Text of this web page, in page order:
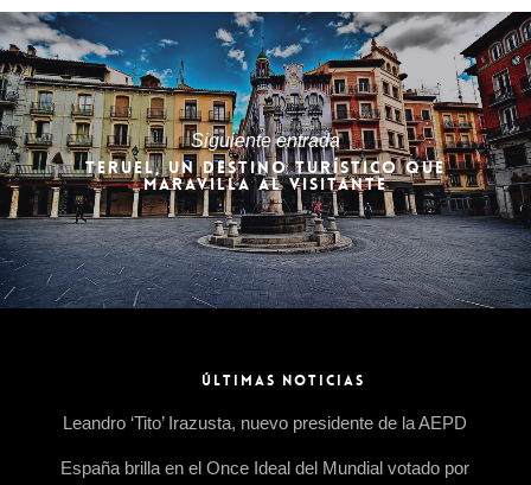
Siguiente entrada
TERUEL, UN DESTINO TURÍSTICO QUE
MARAVILLA AL VISITANTE
ÚLTIMAS NOTICIAS
Leandro ‘Tito’ Irazusta, nuevo presidente de la AEPD
España brilla en el Once Ideal del Mundial votado por